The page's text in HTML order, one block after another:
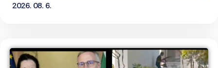
2026. 08. 6.